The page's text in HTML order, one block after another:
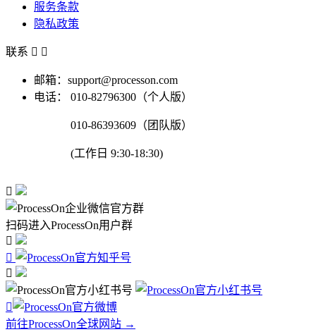
服务条款
隐私政策
联系  
邮箱：support@processon.com
电话：
010-82796300（个人版）
010-86393609（团队版）
(工作日 9:30-18:30)

扫码进入ProcessOn用户群




前往ProcessOn全球网站 →